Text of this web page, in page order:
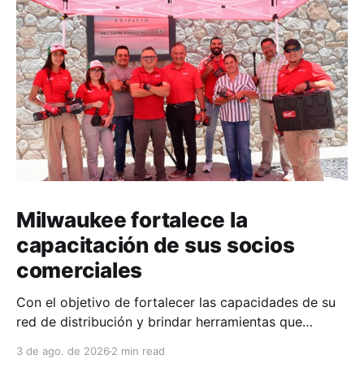
Milwaukee fortalece la
capacitación de sus socios
comerciales
Con el objetivo de fortalecer las capacidades de su
red de distribución y brindar herramientas que
técnico, Milwaukee llevó a cabo una capacitación
3 de ago. de 2026 2 min read